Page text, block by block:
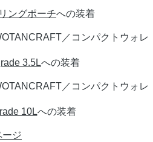
ングポーチへの装着
3.5Lへの装着
10Lへの装着